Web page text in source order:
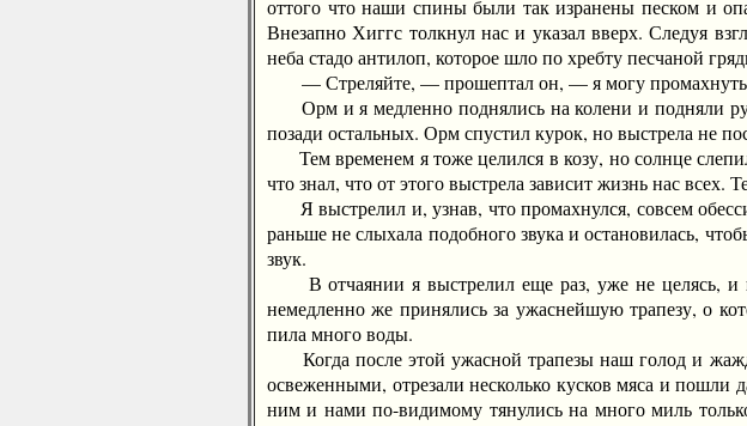
оттого что наши спины были так изранены песком и
Внезапно Хиггс толкнул нас и указал вверх. Следуя
неба стадо антилоп, которое шло по хребту песчаной
— Стреляйте, — прошептал он, — я могу
Орм и я медленно поднялись на колени и подняли
позади остальных. Орм спустил курок, но выстрела не
Тем временем я тоже целился в козу, но солнце
что знал, что от этого выстрела зависит жизнь нас
Я выстрелил и, узнав, что промахнулся, совсем
раньше не слыхала подобного звука и остановилась,
звук.
В отчаянии я выстрелил еще раз, уже не целясь, и
немедленно же принялись за ужаснейшую трапезу, о
пила много воды.
Когда после этой ужасной трапезы наш голод и
освеженными, отрезали несколько кусков мяса и
ним и нами по-видимому тянулись на много миль